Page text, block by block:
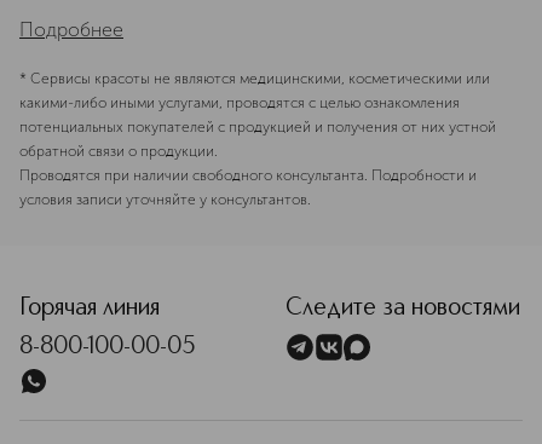
Подробнее
* Сервисы красоты не являются медицинскими, косметическими или
какими-либо иными услугами, проводятся с целью ознакомления
потенциальных покупателей с продукцией и получения от них устной
обратной связи о продукции.
Проводятся при наличии свободного консультанта. Подробности и
условия записи уточняйте у консультантов.
Горячая линия
8-800-100-00-05
Следите за новостями